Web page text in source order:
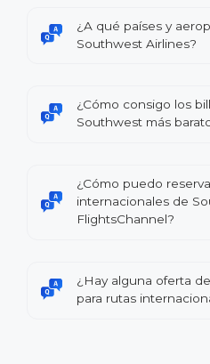
¿A qué países y
Southwest Airlines?
¿Cómo consigo los
Southwest más
¿Cómo puedo
internacionales de
FlightsChannel?
¿Hay alguna oferta
para rutas